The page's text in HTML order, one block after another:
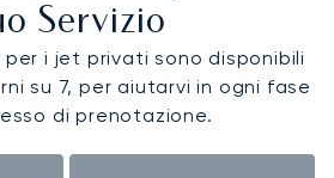
Servizio
i jet privati sono disponibili
su 7, per aiutarvi in ogni fase
di prenotazione.